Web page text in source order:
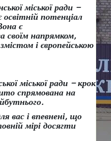
міської ради –
потенціал
є
своїм напрямком,
і європейською
міської ради – крок
спрямована на
вас і впевнені, що
мірі досягти